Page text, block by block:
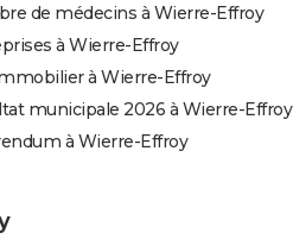
de médecins à Wierre-Effroy
à Wierre-Effroy
à Wierre-Effroy
municipale 2026 à Wierre-Effroy
à Wierre-Effroy